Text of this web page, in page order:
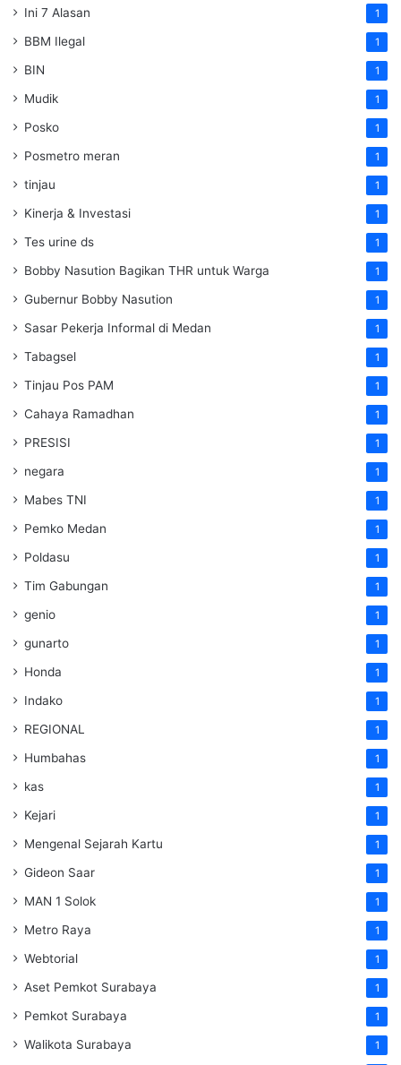
Ini 7 Alasan 1
BBM Ilegal 1
BIN 1
Mudik 1
Posko 1
Posmetro meran 1
tinjau 1
Kinerja & Investasi 1
Tes urine ds 1
Bobby Nasution Bagikan THR untuk Warga 1
Gubernur Bobby Nasution 1
Sasar Pekerja Informal di Medan 1
Tabagsel 1
Tinjau Pos PAM 1
Cahaya Ramadhan 1
PRESISI 1
negara 1
Mabes TNI 1
Pemko Medan 1
Poldasu 1
Tim Gabungan 1
genio 1
gunarto 1
Honda 1
Indako 1
REGIONAL 1
Humbahas 1
kas 1
Kejari 1
Mengenal Sejarah Kartu 1
Gideon Saar 1
MAN 1 Solok 1
Metro Raya 1
Webtorial 1
Aset Pemkot Surabaya 1
Pemkot Surabaya 1
Walikota Surabaya 1